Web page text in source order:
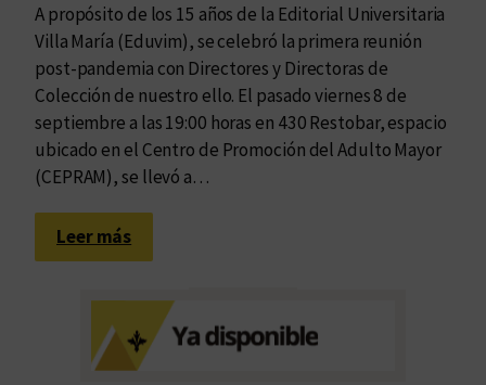
t
a
r
n
o
s
p
o
r
l
i
n
A propósito de los 15 años de la Editorial Universitaria
Villa María (Eduvim), se celebró la primera reunión
post-pandemia con Directores y Directoras de
Colección de nuestro ello. El pasado viernes 8 de
septiembre a las 19:00 horas en 430 Restobar, espacio
ubicado en el Centro de Promoción del Adulto Mayor
(CEPRAM), se llevó a…
Leer más:
E
u
e